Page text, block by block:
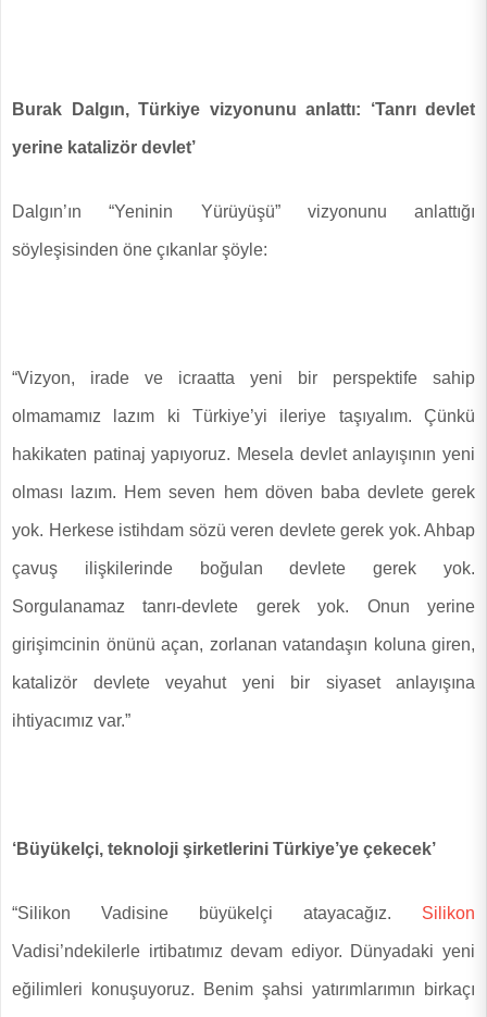
Burak Dalgın, Türkiye vizyonunu anlattı: ‘Tanrı devlet
yerine katalizör devlet’
Dalgın’ın “Yeninin Yürüyüşü” vizyonunu anlattığı
söyleşisinden öne çıkanlar şöyle:
“Vizyon, irade ve icraatta yeni bir perspektife sahip
olmamamız lazım ki Türkiye’yi ileriye taşıyalım. Çünkü
hakikaten patinaj yapıyoruz. Mesela devlet anlayışının yeni
olması lazım. Hem seven hem döven baba devlete gerek
yok. Herkese istihdam sözü veren devlete gerek yok. Ahbap
çavuş ilişkilerinde boğulan devlete gerek yok.
Sorgulanamaz tanrı-devlete gerek yok. Onun yerine
girişimcinin önünü açan, zorlanan vatandaşın koluna giren,
katalizör devlete veyahut yeni bir siyaset anlayışına
ihtiyacımız var.”
‘Büyükelçi, teknoloji şirketlerini Türkiye’ye çekecek’
“Silikon Vadisine büyükelçi atayacağız. Silikon
Vadisi’ndekilerle irtibatımız devam ediyor. Dünyadaki yeni
eğilimleri konuşuyoruz. Benim şahsi yatırımlarımın birkaçı